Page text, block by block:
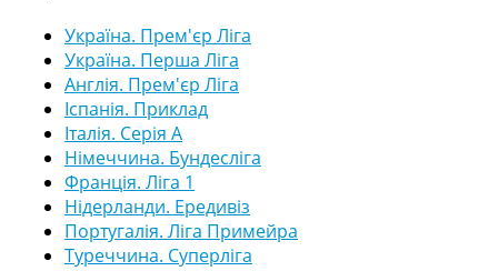
Україна. Прем'єр Ліга
Україна. Перша Ліга
Англія. Прем'єр Ліга
Іспанія. Приклад
Італія. Серія А
Німеччина. Бундесліга
Франція. Ліга 1
Нідерланди. Ередивіз
Португалія. Ліга Примейра
Туреччина. Суперліга